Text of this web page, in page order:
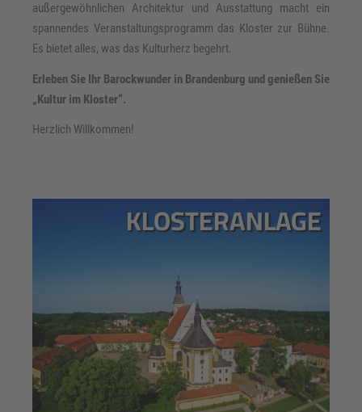
außergewöhnlichen Architektur und Ausstattung macht ein
spannendes Veranstaltungsprogramm das Kloster zur Bühne.
Es bietet alles, was das Kulturherz begehrt.
Erleben Sie Ihr Barockwunder in Brandenburg und genießen Sie
„Kultur im Kloster“.
Herzlich Willkommen!
KLOSTERANLAGE